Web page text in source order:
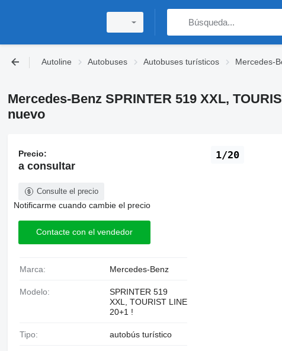
Autoline Autobuses Autobuses turísticos Mercedes-
Mercedes-Benz SPRINTER 519 XXL,
nuevo
1/20
Precio:
a consultar
Consulte el precio
Notificarme cuando cambie el precio
Contacte con el vendedor
Marca: Mercedes-Benz
Modelo:
SPRINTER 519
XXL, TOURIST LINE
20+1 !
Tipo: autobús turístico